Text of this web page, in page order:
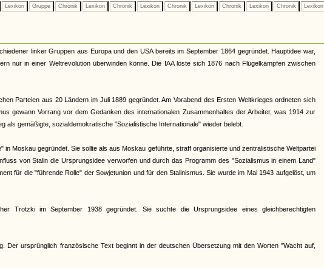
Lexikon Gruppe Chronik Lexikon Chronik Lexikon Chronik Lexikon Chronik Lexikon Chronik Lexikon
linker Gruppen aus Europa und den USA bereits im September 1864 gegründet. Hauptidee war,
nur in einer Weltrevolution überwinden könne. Die IAA löste sich 1876 nach Flügelkämpfen zwischen
Parteien aus 20 Ländern im Juli 1889 gegründet. Am Vorabend des Ersten Weltkrieges ordneten sich
gewann Vorrang vor dem Gedanken des internationalen Zusammenhaltes der Arbeiter, was 1914 zur
als gemäßigte, sozialdemokratische "Sozialistische Internationale" wieder belebt.
Moskau gegründet. Sie sollte als aus Moskau geführte, straff organisierte und zentralistische Weltpartei
von Stalin die Ursprungsidee verworfen und durch das Programm des "Sozialismus in einem Land"
für die "führende Rolle" der Sowjetunion und für den Stalinismus. Sie wurde im Mai 1943 aufgelöst, um
Trotzki im September 1938 gegründet. Sie suchte die Ursprungsidee eines gleichberechtigten
Der ursprünglich französische Text beginnt in der deutschen Übersetzung mit den Worten "Wacht auf,